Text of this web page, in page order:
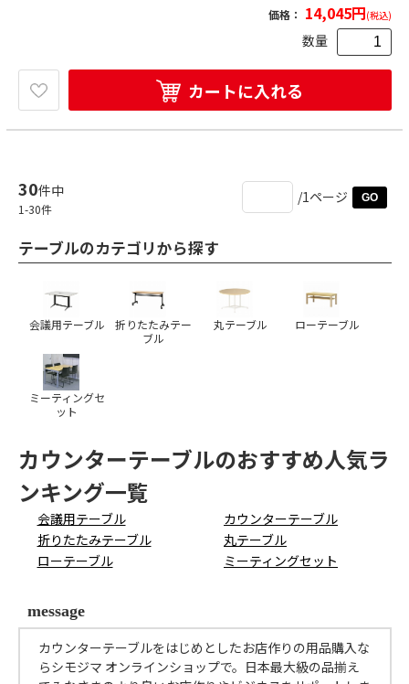
価格： 14,045円(税込)
数量
カートに入れる
30件中
1-30件
/1ページ GO
テーブルのカテゴリから探す
会議用テーブル
折りたたみテー
ブル
丸テーブル ローテーブル
ミーティングセ
ット
カウンターテーブルのおすすめ人気ラ
ンキング一覧
会議用テーブル
カウンターテーブル
折りたたみテーブル
丸テーブル
ローテーブル
ミーティングセット
message
カウンターテーブルをはじめとしたお店作りの用品購入な
らシモジマ オンラインショップで。日本最大級の品揃え